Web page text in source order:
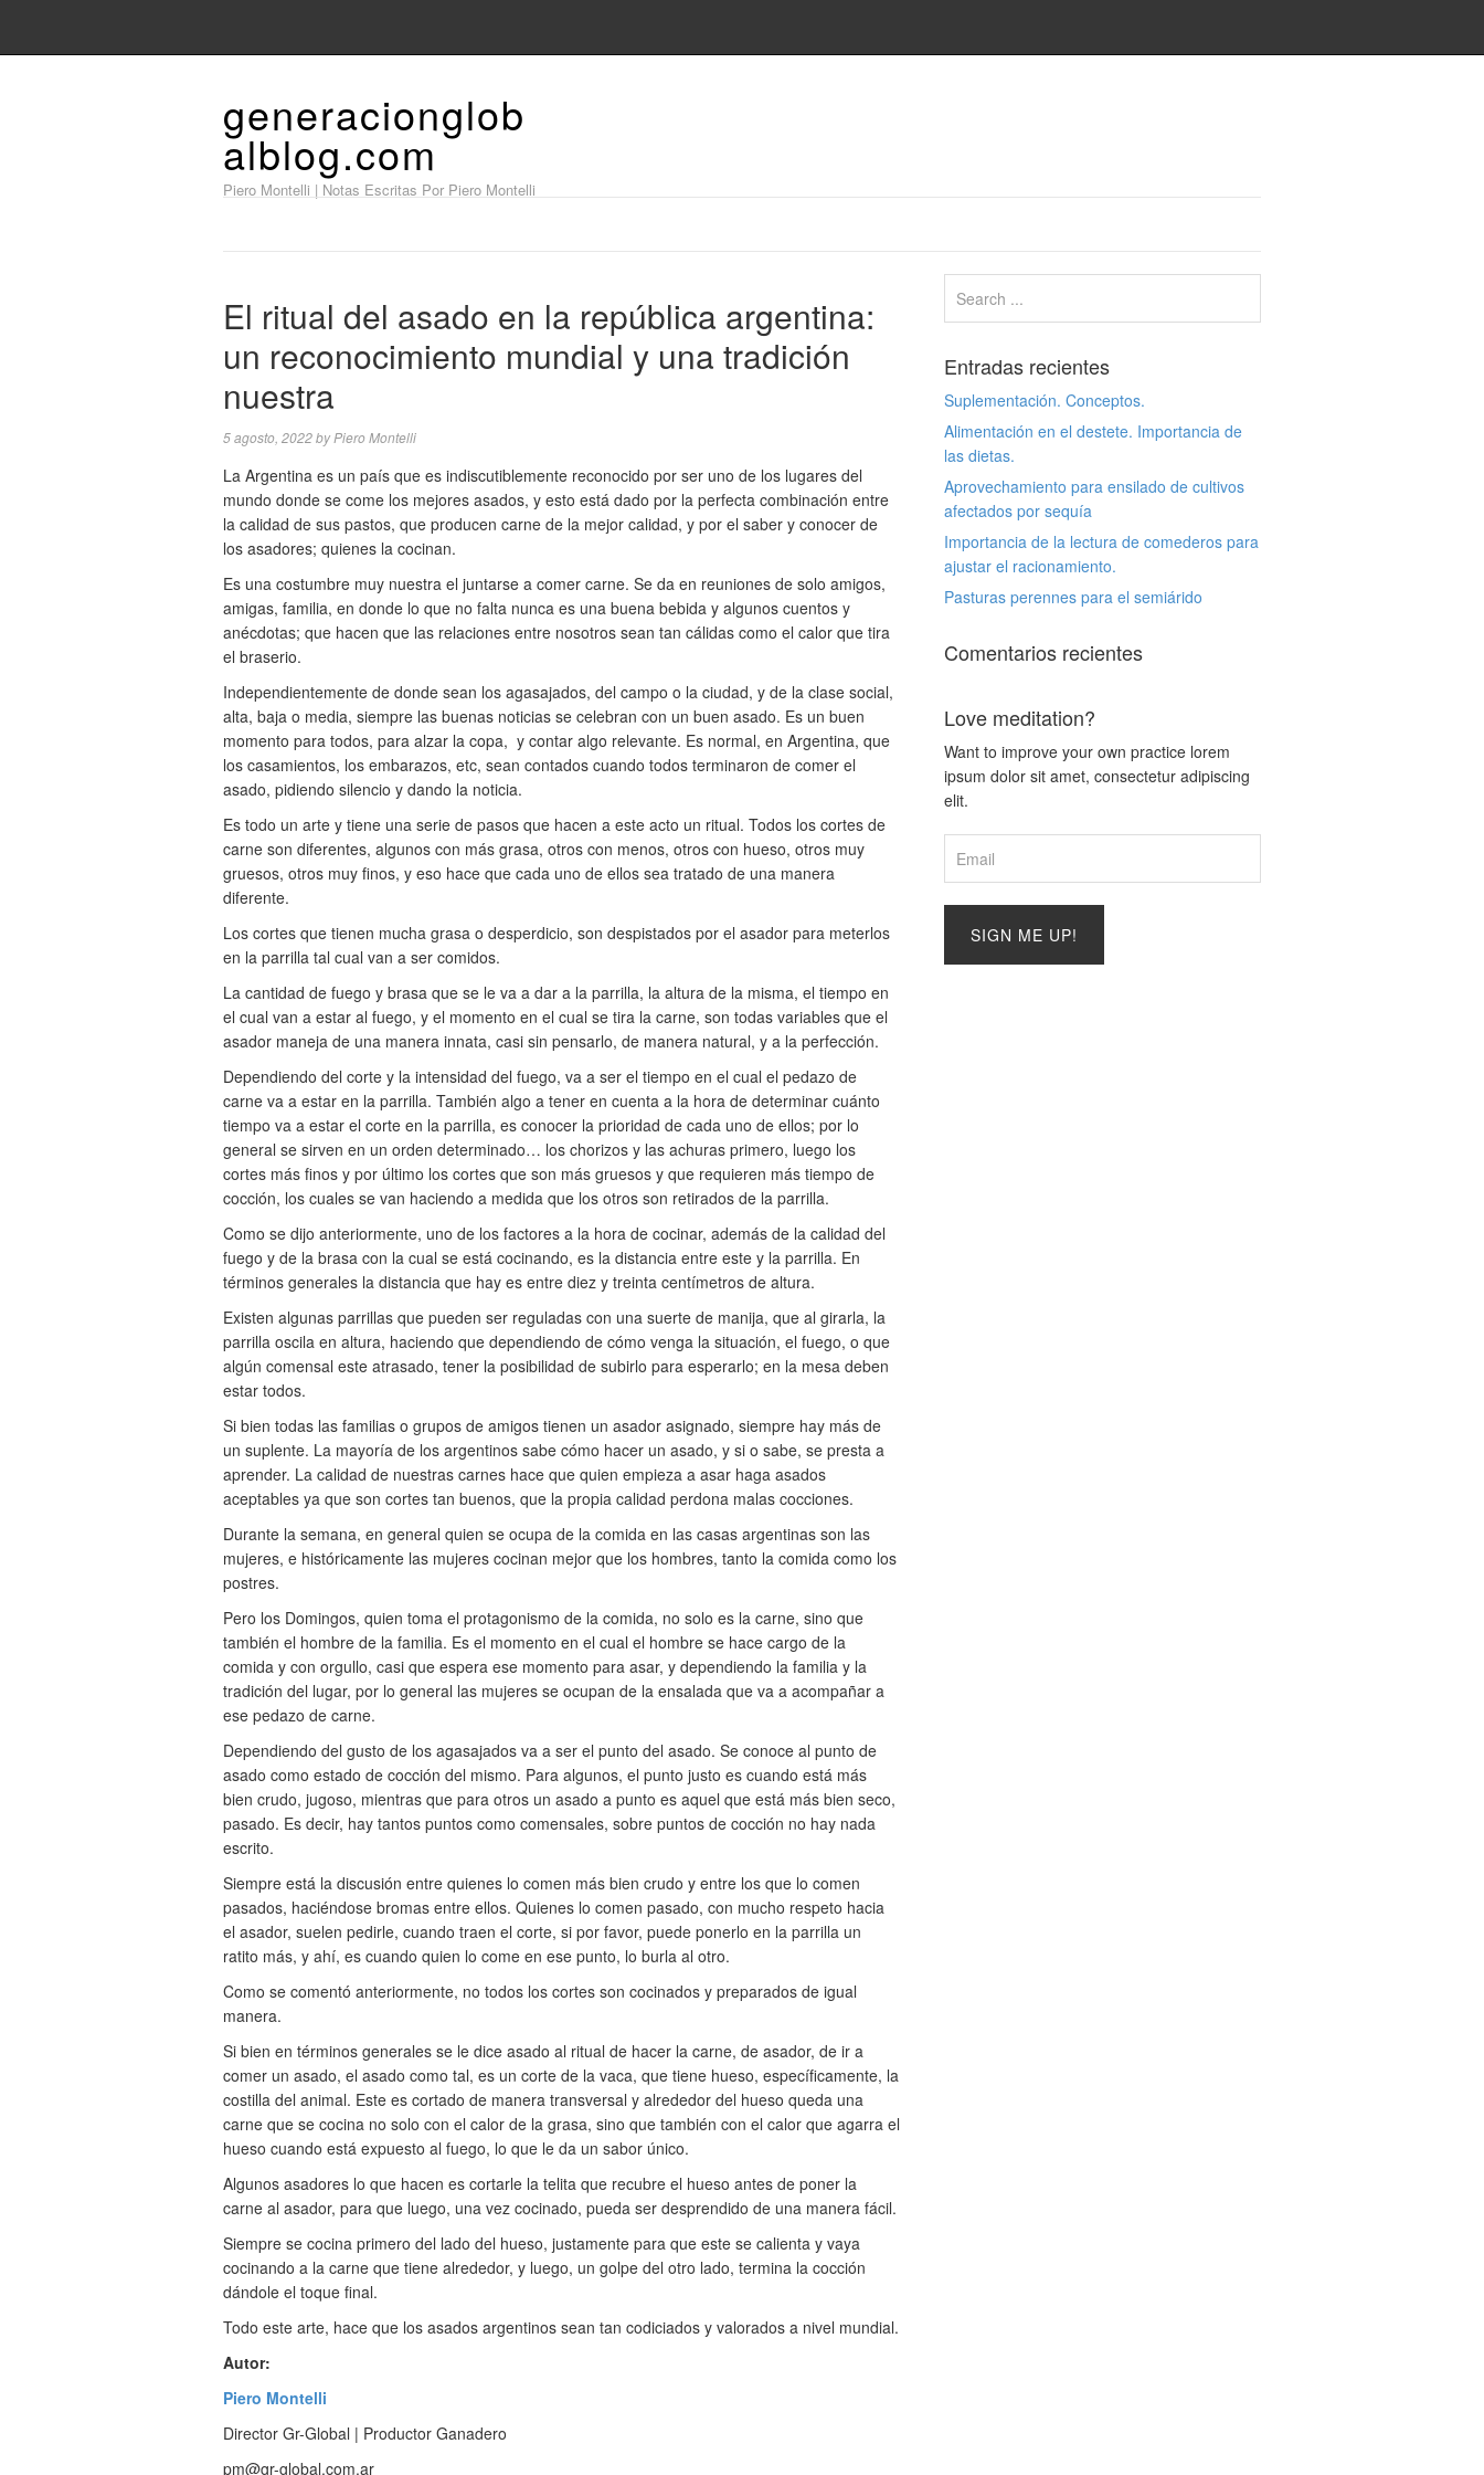
generacionglob
alblog.com
Piero Montelli | Notas Escritas Por Piero Montelli
El ritual del asado en la república argentina:
un reconocimiento mundial y una tradición
nuestra
5 agosto, 2022by Piero Montelli
La Argentina es un país que es indiscutiblemente reconocido por ser uno de los lugares del
mundo donde se come los mejores asados, y esto está dado por la perfecta combinación entre
la calidad de sus pastos, que producen carne de la mejor calidad, y por el saber y conocer de
los asadores; quienes la cocinan.
Es una costumbre muy nuestra el juntarse a comer carne. Se da en reuniones de solo amigos,
amigas, familia, en donde lo que no falta nunca es una buena bebida y algunos cuentos y
anécdotas; que hacen que las relaciones entre nosotros sean tan cálidas como el calor que tira
el braserio.
Independientemente de donde sean los agasajados, del campo o la ciudad, y de la clase social,
alta, baja o media, siempre las buenas noticias se celebran con un buen asado. Es un buen
momento para todos, para alzar la copa, y contar algo relevante. Es normal, en Argentina, que
los casamientos, los embarazos, etc, sean contados cuando todos terminaron de comer el
asado, pidiendo silencio y dando la noticia.
Es todo un arte y tiene una serie de pasos que hacen a este acto un ritual. Todos los cortes de
carne son diferentes, algunos con más grasa, otros con menos, otros con hueso, otros muy
gruesos, otros muy finos, y eso hace que cada uno de ellos sea tratado de una manera
diferente.
Los cortes que tienen mucha grasa o desperdicio, son despistados por el asador para meterlos
en la parrilla tal cual van a ser comidos.
La cantidad de fuego y brasa que se le va a dar a la parrilla, la altura de la misma, el tiempo en
el cual van a estar al fuego, y el momento en el cual se tira la carne, son todas variables que el
asador maneja de una manera innata, casi sin pensarlo, de manera natural, y a la perfección.
Dependiendo del corte y la intensidad del fuego, va a ser el tiempo en el cual el pedazo de
carne va a estar en la parrilla. También algo a tener en cuenta a la hora de determinar cuánto
tiempo va a estar el corte en la parrilla, es conocer la prioridad de cada uno de ellos; por lo
general se sirven en un orden determinado… los chorizos y las achuras primero, luego los
cortes más finos y por último los cortes que son más gruesos y que requieren más tiempo de
cocción, los cuales se van haciendo a medida que los otros son retirados de la parrilla.
Como se dijo anteriormente, uno de los factores a la hora de cocinar, además de la calidad del
fuego y de la brasa con la cual se está cocinando, es la distancia entre este y la parrilla. En
términos generales la distancia que hay es entre diez y treinta centímetros de altura.
Existen algunas parrillas que pueden ser reguladas con una suerte de manija, que al girarla, la
parrilla oscila en altura, haciendo que dependiendo de cómo venga la situación, el fuego, o que
algún comensal este atrasado, tener la posibilidad de subirlo para esperarlo; en la mesa deben
estar todos.
Si bien todas las familias o grupos de amigos tienen un asador asignado, siempre hay más de
un suplente. La mayoría de los argentinos sabe cómo hacer un asado, y si o sabe, se presta a
aprender. La calidad de nuestras carnes hace que quien empieza a asar haga asados
aceptables ya que son cortes tan buenos, que la propia calidad perdona malas cocciones.
Durante la semana, en general quien se ocupa de la comida en las casas argentinas son las
mujeres, e históricamente las mujeres cocinan mejor que los hombres, tanto la comida como los
postres.
Pero los Domingos, quien toma el protagonismo de la comida, no solo es la carne, sino que
también el hombre de la familia. Es el momento en el cual el hombre se hace cargo de la
comida y con orgullo, casi que espera ese momento para asar, y dependiendo la familia y la
tradición del lugar, por lo general las mujeres se ocupan de la ensalada que va a acompañar a
ese pedazo de carne.
Dependiendo del gusto de los agasajados va a ser el punto del asado. Se conoce al punto de
asado como estado de cocción del mismo. Para algunos, el punto justo es cuando está más
bien crudo, jugoso, mientras que para otros un asado a punto es aquel que está más bien seco,
pasado. Es decir, hay tantos puntos como comensales, sobre puntos de cocción no hay nada
escrito.
Siempre está la discusión entre quienes lo comen más bien crudo y entre los que lo comen
pasados, haciéndose bromas entre ellos. Quienes lo comen pasado, con mucho respeto hacia
el asador, suelen pedirle, cuando traen el corte, si por favor, puede ponerlo en la parrilla un
ratito más, y ahí, es cuando quien lo come en ese punto, lo burla al otro.
Como se comentó anteriormente, no todos los cortes son cocinados y preparados de igual
manera.
Si bien en términos generales se le dice asado al ritual de hacer la carne, de asador, de ir a
comer un asado, el asado como tal, es un corte de la vaca, que tiene hueso, específicamente, la
costilla del animal. Este es cortado de manera transversal y alrededor del hueso queda una
carne que se cocina no solo con el calor de la grasa, sino que también con el calor que agarra el
hueso cuando está expuesto al fuego, lo que le da un sabor único.
Algunos asadores lo que hacen es cortarle la telita que recubre el hueso antes de poner la
carne al asador, para que luego, una vez cocinado, pueda ser desprendido de una manera fácil.
Siempre se cocina primero del lado del hueso, justamente para que este se calienta y vaya
cocinando a la carne que tiene alrededor, y luego, un golpe del otro lado, termina la cocción
dándole el toque final.
Todo este arte, hace que los asados argentinos sean tan codiciados y valorados a nivel mundial.
Autor:
Piero Montelli
Director Gr-Global | Productor Ganadero
pm@gr-global.com.ar
Entradas recientes
Suplementación. Conceptos.
Alimentación en el destete. Importancia de
las dietas.
Aprovechamiento para ensilado de cultivos
afectados por sequía
Importancia de la lectura de comederos para
ajustar el racionamiento.
Pasturas perennes para el semiárido
Comentarios recientes
Love meditation?
Want to improve your own practice lorem
ipsum dolor sit amet, consectetur adipiscing
elit.
SIGN ME UP!